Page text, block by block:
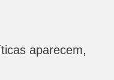
aparecem,